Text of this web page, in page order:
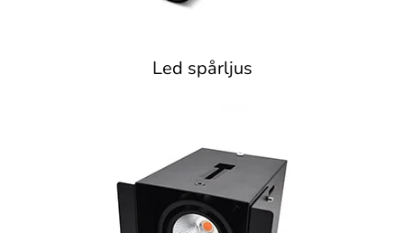
Led spårljus